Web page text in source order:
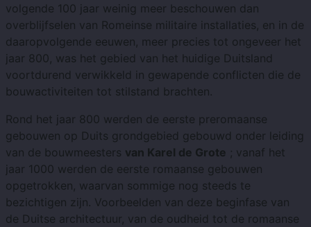
volgende 100 jaar weinig meer beschouwen dan
overblijfselen van Romeinse militaire installaties, en in de
daaropvolgende eeuwen, meer precies tot ongeveer het
jaar 800, was het gebied van het huidige Duitsland
voortdurend verwikkeld in gewapende conflicten die de
bouwactiviteiten tot stilstand brachten.
Rond het jaar 800 werden de eerste preromaanse
gebouwen op Duits grondgebied gebouwd onder leiding
van de bouwmeesters van Karel de Grote ; vanaf het
jaar 1000 werden de eerste romaanse gebouwen
opgetrokken, waarvan sommige nog steeds te
bezichtigen zijn. Voorbeelden van deze beginfase van
de Duitse architectuur, van de oudheid tot de romaanse